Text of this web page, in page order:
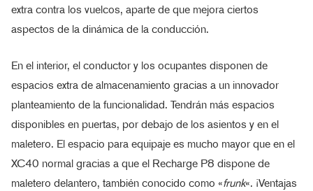
extra contra los vuelcos, aparte de que mejora ciertos
aspectos de la dinámica de la conducción.
En el interior, el conductor y los ocupantes disponen de
espacios extra de almacenamiento gracias a un innovador
planteamiento de la funcionalidad. Tendrán más espacios
disponibles en puertas, por debajo de los asientos y en el
maletero. El espacio para equipaje es mucho mayor que en el
XC40 normal gracias a que el Recharge P8 dispone de
maletero delantero, también conocido como «frunk«. ¡Ventajas